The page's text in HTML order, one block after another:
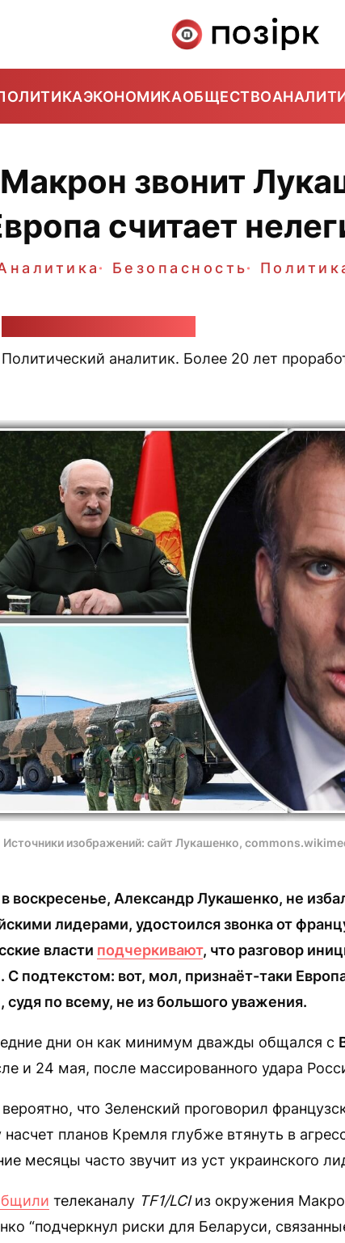
ЭКОНОМИКАОБЩЕСТВО
звонит
считает
Безопасность
Политический аналитик. Более 20 лет
Источники изображений: сайт Лукашенко,
воскресенье, Александр Лукашенко, не
лидерами, удостоился звонка от
власти подчеркивают, что разговор
С подтекстом: вот, мол, признаёт-таки
судя по всему, не из большого уважения.
дни он как минимум дважды общался с
и 24 мая, после массированного удара
что Зеленский проговорил
насчет планов Кремля глубже втянуть в
месяцы часто звучит из уст украинского
телеканалу TF1/LCIиз окружения
“подчеркнул риски для Беларуси,